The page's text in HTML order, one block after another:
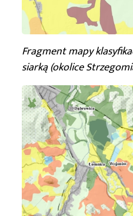
Fragment mapy
siarką (okolice